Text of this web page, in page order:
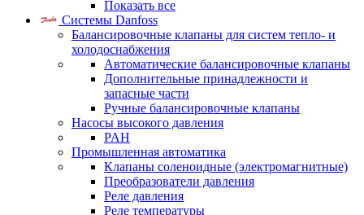
Показать все
Системы Danfoss
Балансировочные клапаны для систем тепло- и
холодоснабжения
Автоматические балансировочные клапаны
Дополнительные принадлежности и
запасные части
Ручные балансировочные клапаны
Насосы высокого давления
PAH
Промышленная автоматика
Клапаны соленоидные (электромагнитные)
Преобразователи давления
Реле давления
Реле температуры